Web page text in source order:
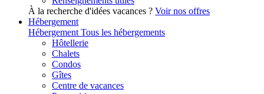
À la recherche d'idées vacances ? Voir nos offres
Hébergement
Hébergement Tous les hébergements
Hôtellerie
Chalets
Condos
Gîtes
Centre de vacances